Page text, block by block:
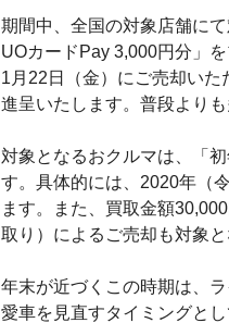
期間中、全国の対象店舗に
UOカードPay 3,000円分」
1月22日（金）にご売却い
進呈いたします。普段より
対象となるおクルマは、「
す。具体的には、2020年（
ます。また、買取金額
取り）によるご売却も対象
年末が近づくこの時期は、
愛車を見直すタイミングと